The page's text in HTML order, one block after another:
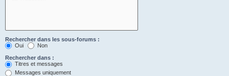
Rechercher dans les sous-forums :
Oui
Non
Rechercher dans :
Titres et messages
Messages uniquement